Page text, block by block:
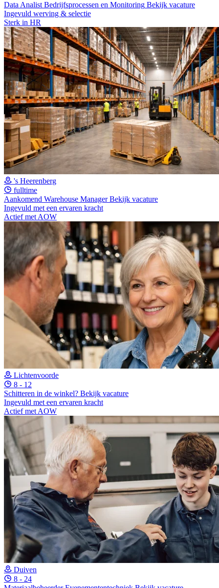
Data Analist Bedrijfsprocessen en Monitoring Bekijk vacature
Ingevuld werving & selectie
Sterk in HR
's Heerenberg
fulltime
Aankomend Warehouse Manager Bekijk vacature
Ingevuld met een ervaren kracht
Actief met AOW
Lichtenvoorde
8 - 12
Schitteren in de winkel? Bekijk vacature
Ingevuld met een ervaren kracht
Actief met AOW
Duiven
8 - 24